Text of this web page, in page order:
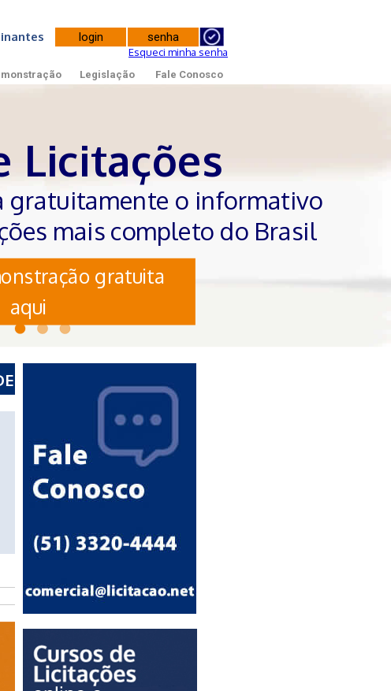
Esqueci minha senha
Legislação Fale Conosco
Licitações
gratuitamente o informativo
mais completo do Brasil
gratuita
aqui